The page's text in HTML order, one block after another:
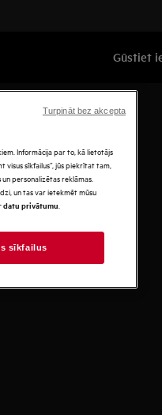
Gūstiet
Informācija par to, kā lietotājs
sīkfailus”, jūs piekrītat tam,
un personalizētas reklāmas.
un tas var ietekmēt mūsu
datu privātumu
sīkfailus
Turpināt bez akcepta